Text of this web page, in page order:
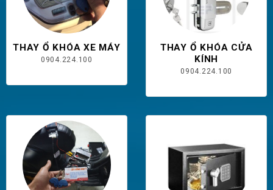
THAY Ổ KHÓA XE MÁY
0904.224.100
THAY Ổ KHÓA CỬA
KÍNH
0904.224.100